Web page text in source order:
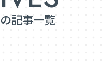
の記事一覧